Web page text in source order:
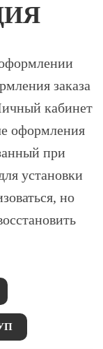
заказа
кабинет
оформления
при
установки
но